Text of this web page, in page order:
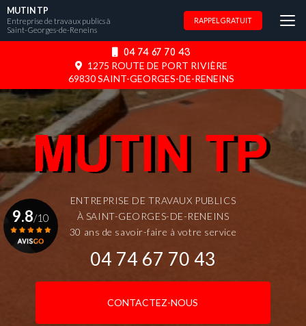
Aller
au
contenu
04 74 67 70 43
1275 ROUTE DE PORT RIVIÈRE
69830 SAINT-GEORGES-DE-RENEINS
MUTIN TP
Entreprise de travaux publics à
Saint-Georges-de-Reneins
RAPPEL GRATUIT
ENTREPRISE DE TRAVAUX PUBLICS
À SAINT-GEORGES-DE-RENEINS
30 ans de savoir-faire à votre service
04 74 67 70 43
CONTACTEZ-NOUS
9.8/10